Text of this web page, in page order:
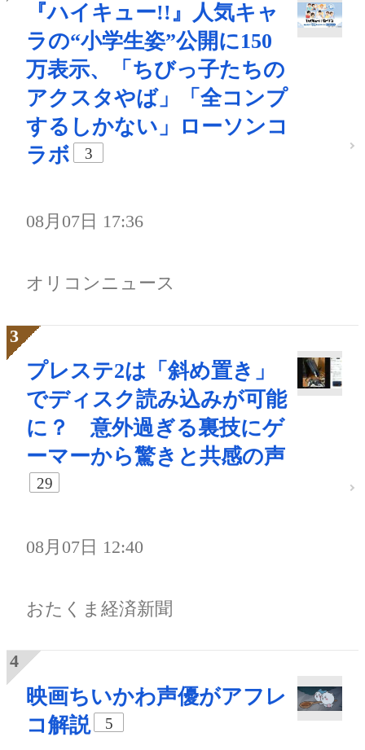
『ハイキュー!!』人気キャ
ラの“小学生姿”公開に150
万表示、「ちびっ子たちの
アクスタやば」「全コンプ
するしかない」ローソンコ
ラボ
3
08月07日 17:36
オリコンニュース
プレステ2は「斜め置き」
でディスク読み込みが可能
に？ 意外過ぎる裏技にゲ
ーマーから驚きと共感の声
29
08月07日 12:40
おたくま経済新聞
映画ちいかわ声優がアフレ
コ解説
5